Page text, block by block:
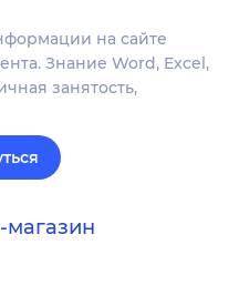
на сайте
Знание Word, Excel,
занятость,
магазин